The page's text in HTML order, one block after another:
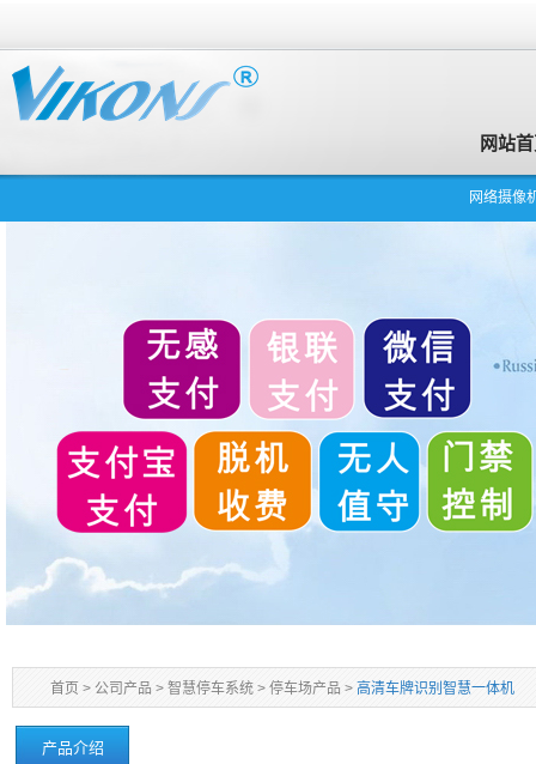
网站
网络摄像
首页 > 公司产品 > 智慧停车系统 > 停车场产品 > 高清车牌识别智慧一体机
产品介绍